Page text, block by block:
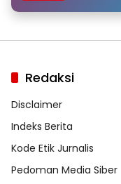
Redaksi
Disclaimer
Indeks Berita
Kode Etik Jurnalis
Pedoman Media Siber